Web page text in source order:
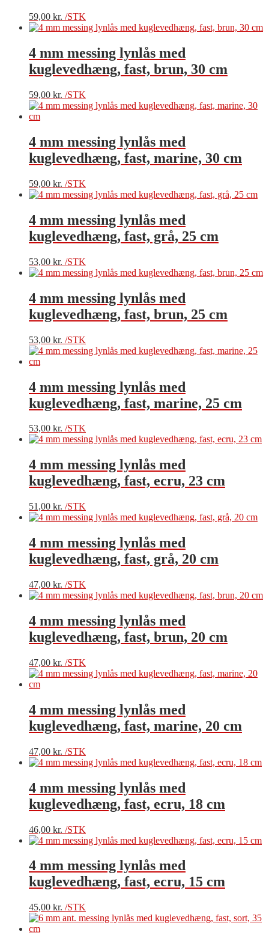
59,00 kr. /STK
4 mm messing lynlås med
kuglevedhæng, fast, brun, 30 cm
59,00 kr. /STK
4 mm messing lynlås med
kuglevedhæng, fast, marine, 30 cm
59,00 kr. /STK
4 mm messing lynlås med
kuglevedhæng, fast, grå, 25 cm
53,00 kr. /STK
4 mm messing lynlås med
kuglevedhæng, fast, brun, 25 cm
53,00 kr. /STK
4 mm messing lynlås med
kuglevedhæng, fast, marine, 25 cm
53,00 kr. /STK
4 mm messing lynlås med
kuglevedhæng, fast, ecru, 23 cm
51,00 kr. /STK
4 mm messing lynlås med
kuglevedhæng, fast, grå, 20 cm
47,00 kr. /STK
4 mm messing lynlås med
kuglevedhæng, fast, brun, 20 cm
47,00 kr. /STK
4 mm messing lynlås med
kuglevedhæng, fast, marine, 20 cm
47,00 kr. /STK
4 mm messing lynlås med
kuglevedhæng, fast, ecru, 18 cm
46,00 kr. /STK
4 mm messing lynlås med
kuglevedhæng, fast, ecru, 15 cm
45,00 kr. /STK